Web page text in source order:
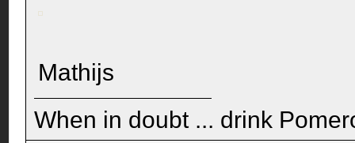
Mathijs
When in doubt ... drink